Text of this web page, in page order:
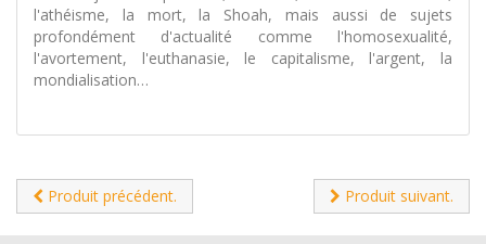
l'athéisme, la mort, la Shoah, mais aussi de sujets
profondément d'actualité comme l'homosexualité,
l'avortement, l'euthanasie, le capitalisme, l'argent, la
mondialisation…
Produit précédent. Produit suivant.